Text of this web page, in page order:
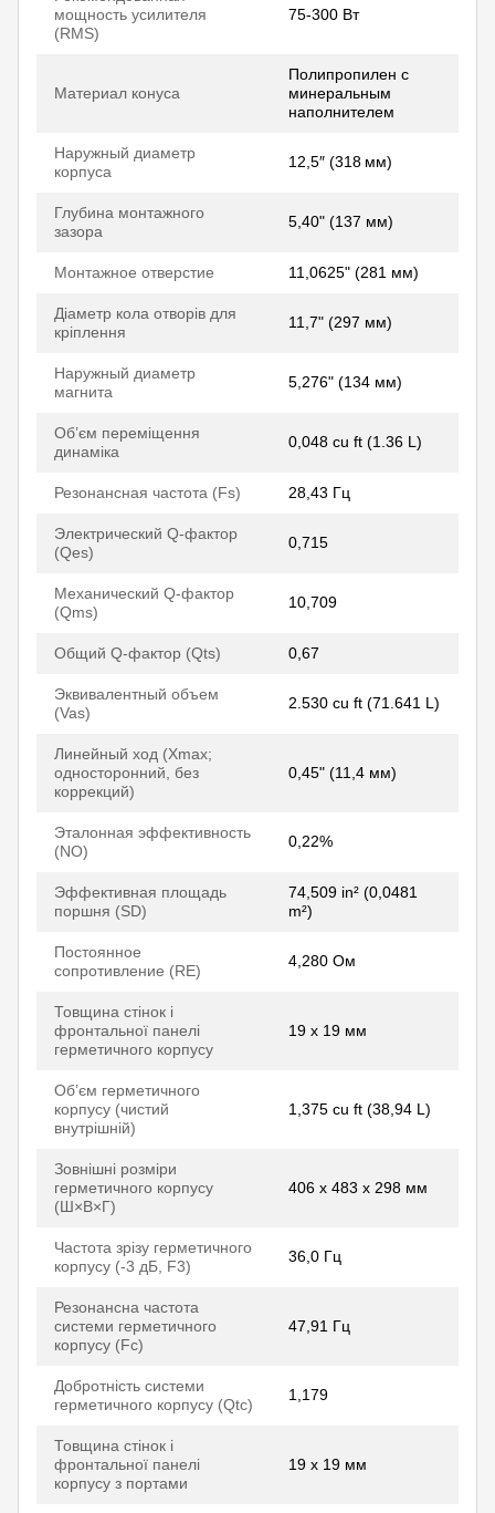
мощность усилителя
(RMS)
75-300 Вт
Материал конуса
Полипропилен с
минеральным
наполнителем
Наружный диаметр
корпуса
12,5″ (318 мм)
Глубина монтажного
зазора
5,40" (137 мм)
Монтажное отверстие 11,0625" (281 мм)
Діаметр кола отворів для
кріплення
11,7" (297 мм)
Наружный диаметр
магнита
5,276" (134 мм)
Об’єм переміщення
динаміка
0,048 cu ft (1.36 L)
Резонансная частота (Fs) 28,43 Гц
Электрический Q-фактор
(Qes)
0,715
Механический Q-фактор
(Qms)
10,709
Общий Q-фактор (Qts) 0,67
Эквивалентный объем
(Vas)
2.530 cu ft (71.641 L)
Линейный ход (Xmax;
односторонний, без
коррекций)
0,45" (11,4 мм)
Эталонная эффективность
(NO)
0,22%
Эффективная площадь
поршня (SD)
74,509 in² (0,0481
m²)
Постоянное
сопротивление (RE)
4,280 Ом
Товщина стінок і
фронтальної панелі
герметичного корпусу
19 x 19 мм
Об’єм герметичного
корпусу (чистий
внутрішній)
1,375 cu ft (38,94 L)
Зовнішні розміри
герметичного корпусу
(Ш×В×Г)
406 x 483 x 298 мм
Частота зрізу герметичного
корпусу (-3 дБ, F3)
36,0 Гц
Резонансна частота
системи герметичного
корпусу (Fc)
47,91 Гц
Добротність системи
герметичного корпусу (Qtc)
1,179
Товщина стінок і
фронтальної панелі
корпусу з портами
19 x 19 мм